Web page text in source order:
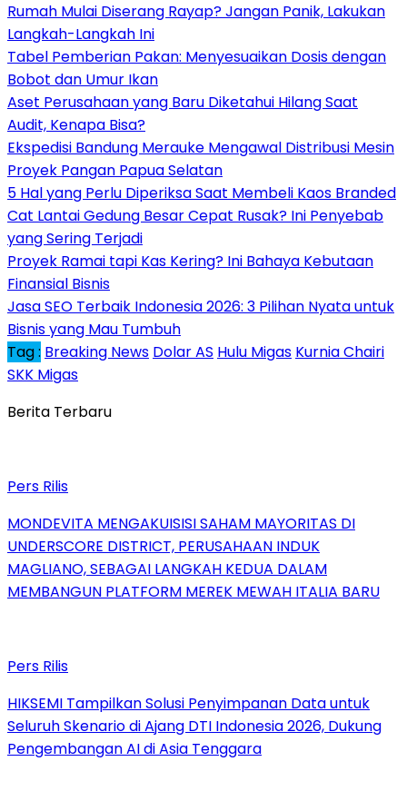
Rumah Mulai Diserang Rayap? Jangan Panik, Lakukan
Langkah-Langkah Ini
Tabel Pemberian Pakan: Menyesuaikan Dosis dengan
Bobot dan Umur Ikan
Aset Perusahaan yang Baru Diketahui Hilang Saat
Audit, Kenapa Bisa?
Ekspedisi Bandung Merauke Mengawal Distribusi Mesin
Proyek Pangan Papua Selatan
5 Hal yang Perlu Diperiksa Saat Membeli Kaos Branded
Cat Lantai Gedung Besar Cepat Rusak? Ini Penyebab
yang Sering Terjadi
Proyek Ramai tapi Kas Kering? Ini Bahaya Kebutaan
Finansial Bisnis
Jasa SEO Terbaik Indonesia 2026: 3 Pilihan Nyata untuk
Bisnis yang Mau Tumbuh
Tag : Breaking News Dolar AS Hulu Migas Kurnia Chairi
SKK Migas
Berita Terbaru
Pers Rilis
MONDEVITA MENGAKUISISI SAHAM MAYORITAS DI
UNDERSCORE DISTRICT, PERUSAHAAN INDUK
MAGLIANO, SEBAGAI LANGKAH KEDUA DALAM
MEMBANGUN PLATFORM MEREK MEWAH ITALIA BARU
Pers Rilis
HIKSEMI Tampilkan Solusi Penyimpanan Data untuk
Seluruh Skenario di Ajang DTI Indonesia 2026, Dukung
Pengembangan AI di Asia Tenggara